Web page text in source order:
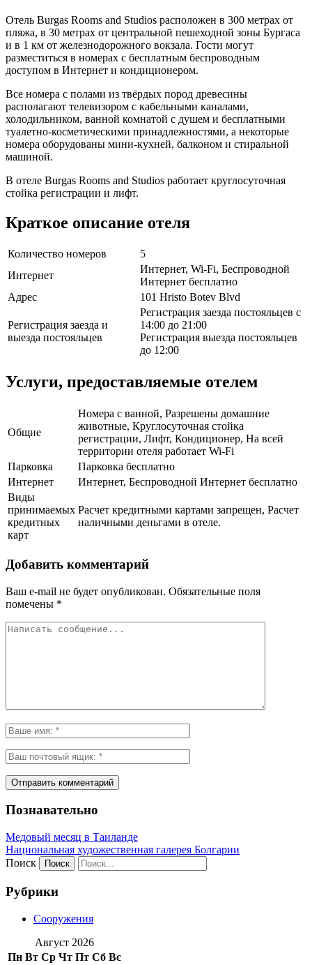
Отель Burgas Rooms and Studios расположен в 300 метрах от
пляжа, в 30 метрах от центральной пешеходной зоны Бургаса
и в 1 км от железнодорожного вокзала. Гости могут
разместиться в номерах с бесплатным беспроводным
доступом в Интернет и кондиционером.
Все номера с полами из твёрдых пород древесины
располагают телевизором с кабельными каналами,
холодильником, ванной комнатой с душем и бесплатными
туалетно-косметическими принадлежностями, а некоторые
номера оборудованы мини-кухней, балконом и стиральной
машиной.
В отеле Burgas Rooms and Studios работает круглосуточная
стойка регистрации и лифт.
Краткое описание отеля
Количество номеров
5
Интернет
Интернет, Wi-Fi, Беспроводной
Интернет бесплатно
Адрес
101 Hristo Botev Blvd
Регистрация заезда и
выезда постояльцев
Регистрация заезда постояльцев с
14:00 до 21:00
Регистрация выезда постояльцев
до 12:00
Услуги, предоставляемые отелем
Общие
Номера с ванной, Разрешены домашние
животные, Круглосуточная стойка
регистрации, Лифт, Кондиционер, На всей
территории отеля работает Wi-Fi
Парковка
Парковка бесплатно
Интернет
Интернет, Беспроводной Интернет бесплатно
Виды
принимаемых
кредитных
карт
Расчет кредитными картами запрещен, Расчет
наличными деньгами в отеле.
Добавить комментарий
Ваш e-mail не будет опубликован. Обязательные поля
помечены *
Познавательно
Медовый месяц в Таиланде
Национальная художественная галерея Болгарии
Поиск
Рубрики
Сооружения
Август 2026
Пн Вт Ср Чт Пт Сб Вс